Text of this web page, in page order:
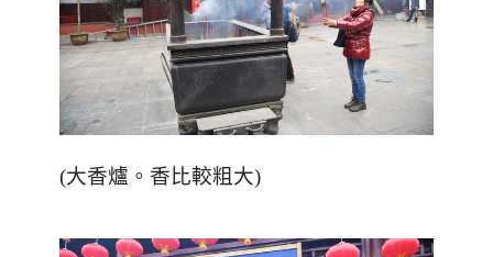
(大香爐。香比較粗大)